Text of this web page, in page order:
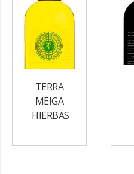
TERRA
MEIGA
HIERBAS